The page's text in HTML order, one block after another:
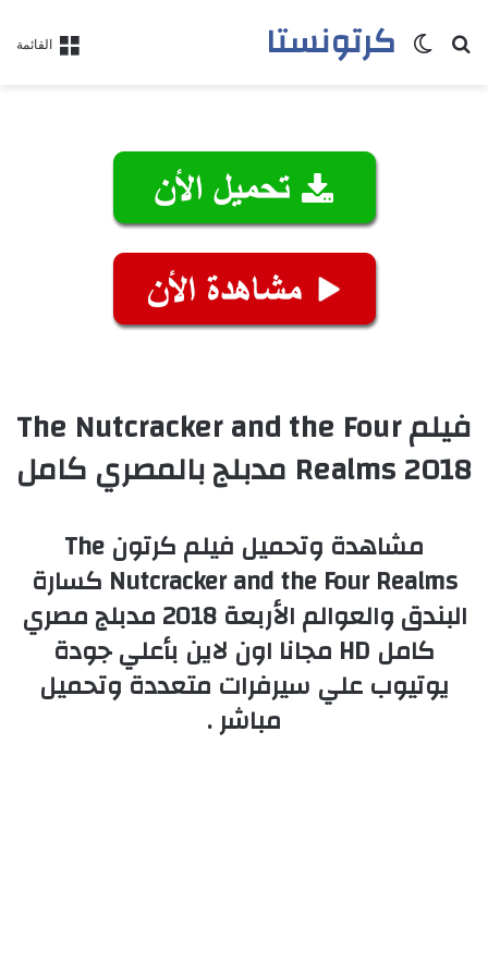
القائمة كرتونستابحث عنالوضع المظلم
فيلم The Nutcracker and the Four
Realms 2018 مدبلج بالمصري كامل
مشاهدة وتحميل فيلم كرتون The
Nutcracker and the Four Realms كسارة
البندق والعوالم الأربعة 2018 مدبلج مصري
كامل HD مجانا اون لاين بأعلي جودة
يوتيوب علي سيرفرات متعددة وتحميل
مباشر .